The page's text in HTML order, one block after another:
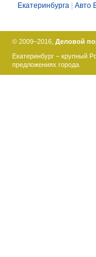
Екатеринбурга
Авто
© 2009–2016, Деловой
Екатеринбург – крупный
предложениях города.